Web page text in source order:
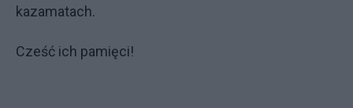
kazamatach.
Cześć ich pamięci!